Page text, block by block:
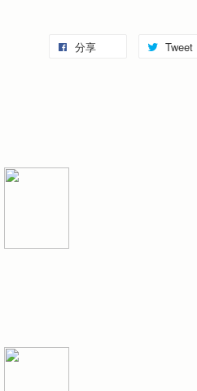
分享 Tweet